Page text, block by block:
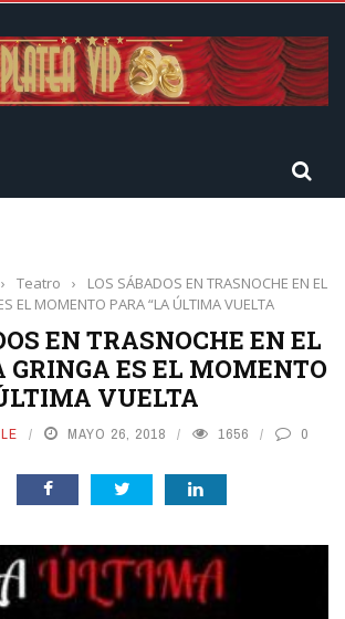
› Teatro ›
LOS SÁBADOS EN TRASNOCHE EN EL
EL MOMENTO PARA “LA ÚLTIMA VUELTA
EN TRASNOCHE EN EL
GRINGA ES EL MOMENTO
VUELTA
MAYO 26, 2018 1656 0